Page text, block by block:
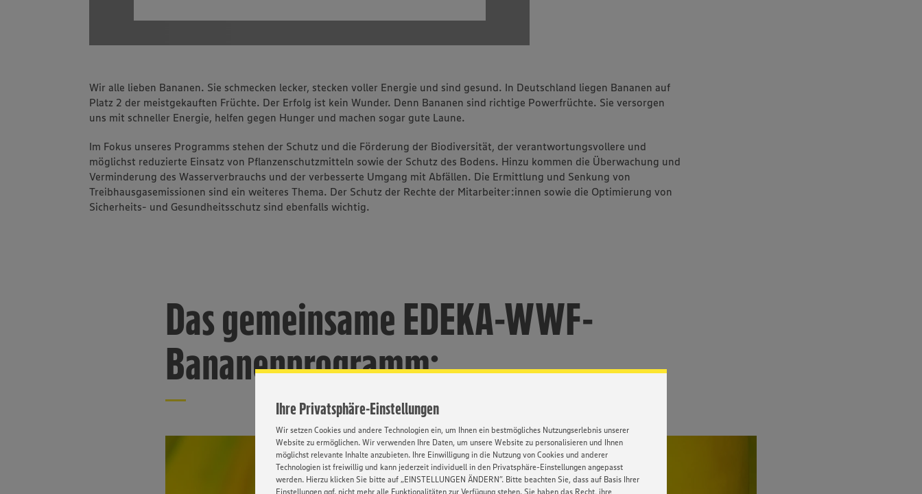
Ihre Privatsphäre-Einstellungen
Wir setzen Cookies und andere Technologien ein, um Ihnen ein bestmögliches Nutzungserlebnis unserer
Website zu ermöglichen. Wir verwenden Ihre Daten, um unsere Website zu personalisieren und Ihnen
möglichst relevante Inhalte anzubieten. Ihre Einwilligung in die Nutzung von Cookies und anderer
Technologien ist freiwillig und kann jederzeit individuell in den Privatsphäre-Einstellungen angepasst
werden. Hierzu klicken Sie bitte auf „EINSTELLUNGEN ÄNDERN”. Bitte beachten Sie, dass auf Basis Ihrer
Einstellungen ggf. nicht mehr alle Funktionalitäten zur Verfügung stehen. Sie haben das Recht, ihre
Wir alle lieben Bananen. Sie schmecken lecker, stecken voller Energie und sind gesund. In Deutschland liegen Bananen auf
Platz 2 der meistgekauften Früchte. Der Erfolg ist kein Wunder. Denn Bananen sind richtige Powerfrüchte. Sie versorgen
uns mit schneller Energie, helfen gegen Hunger und machen sogar gute Laune.
Im Fokus unseres Programms stehen der Schutz und die Förderung der Biodiversität, der verantwortungsvollere und
möglichst reduzierte Einsatz von Pflanzenschutzmitteln sowie der Schutz des Bodens. Hinzu kommen die Überwachung und
Verminderung des Wasserverbrauchs und der verbesserte Umgang mit Abfällen. Die Ermittlung und Senkung von
Treibhausgasemissionen sind ein weiteres Thema. Der Schutz der Rechte der Mitarbeiter:innen sowie die Optimierung von
Sicherheits- und Gesundheitsschutz sind ebenfalls wichtig.
Das gemeinsame EDEKA-WWF-
Bananenprogramm: